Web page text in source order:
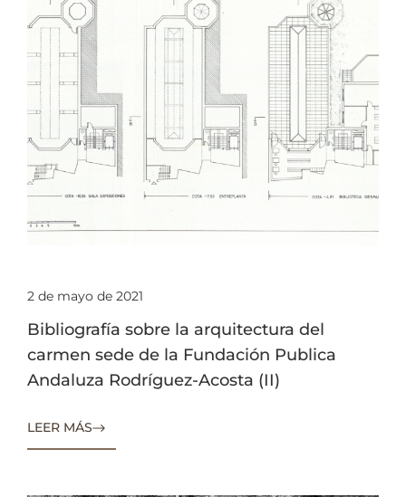
2 de mayo de 2021
Bibliografía sobre la arquitectura del
carmen sede de la Fundación Publica
Andaluza Rodríguez-Acosta (II)
LEER MÁS